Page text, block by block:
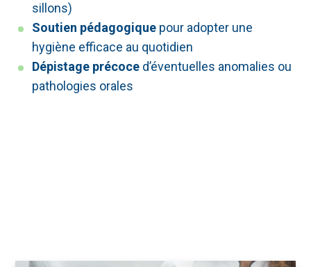
sillons)
Soutien pédagogique pour adopter une
hygiène efficace au quotidien
Dépistage précoce d’éventuelles anomalies ou
pathologies orales